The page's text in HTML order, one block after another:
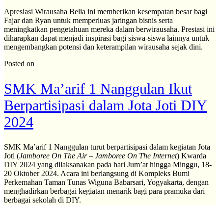
Apresiasi Wirausaha Belia ini memberikan kesempatan besar bagi
Fajar dan Ryan untuk memperluas jaringan bisnis serta
meningkatkan pengetahuan mereka dalam berwirausaha. Prestasi ini
diharapkan dapat menjadi inspirasi bagi siswa-siswa lainnya untuk
mengembangkan potensi dan keterampilan wirausaha sejak dini.
Posted on
SMK Ma’arif 1 Nanggulan Ikut
Berpartisipasi dalam Jota Joti DIY
2024
SMK Ma’arif 1 Nanggulan turut berpartisipasi dalam kegiatan Jota
Joti (Jamboree On The Air – Jamboree On The Internet) Kwarda
DIY 2024 yang dilaksanakan pada hari Jum’at hingga Minggu, 18-
20 Oktober 2024. Acara ini berlangsung di Kompleks Bumi
Perkemahan Taman Tunas Wiguna Babarsari, Yogyakarta, dengan
menghadirkan berbagai kegiatan menarik bagi para pramuka dari
berbagai sekolah di DIY.